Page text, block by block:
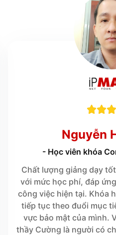

Nguyễn
- Học viên khóa
Chất lượng giảng dạy
với mức học phí, đáp
công việc hiện tại. Khóa
tiếp tục theo đuổi mục
vực bảo mật của mình.
thầy Cường là người có